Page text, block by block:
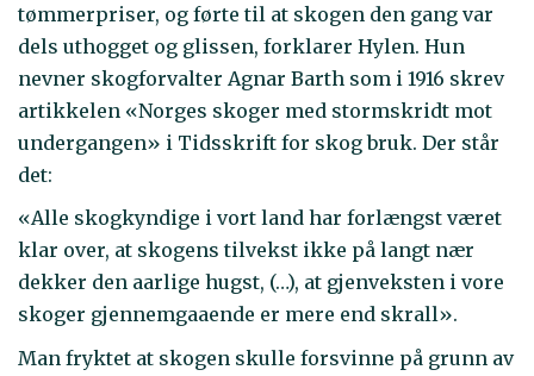
tømmerpriser, og førte til at skogen den gang var
dels uthogget og glissen, forklarer Hylen. Hun
nevner skogforvalter Agnar Barth som i 1916 skrev
artikkelen «Norges skoger med stormskridt mot
undergangen» i Tidsskrift for skog bruk. Der står
det:
«Alle skogkyndige i vort land har forlængst været
klar over, at skogens tilvekst ikke på langt nær
dekker den aarlige hugst, (…), at gjenveksten i vore
skoger gjennemgaaende er mere end skrall».
Man fryktet at skogen skulle forsvinne på grunn av